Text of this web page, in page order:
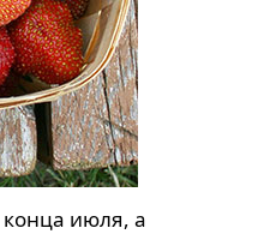
конца июля, а